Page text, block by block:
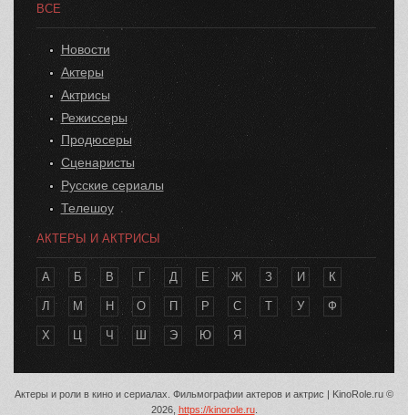
ВСЕ
Новости
Актеры
Актрисы
Режиссеры
Продюсеры
Сценаристы
Русские сериалы
Телешоу
АКТЕРЫ И АКТРИСЫ
А Б В Г Д Е Ж З И К
Л М Н О П Р С Т У Ф
Х Ц Ч Э Ю Я
Актеры и роли в кино и сериалах. Фильмографии актеров и актрис | KinoRole.ru ©
2026, https://kinorole.ru.